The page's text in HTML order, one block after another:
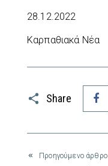
28.12.2022
Καρπαθιακά Νέα
Share
Προηγούμενο άρθρο